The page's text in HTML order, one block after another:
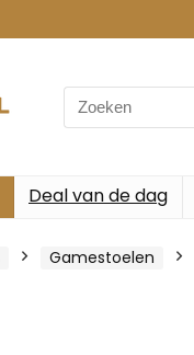
Search
for:
Deal van de dag
Gamestoelen